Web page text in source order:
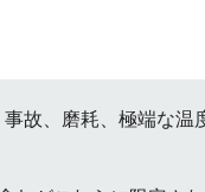
故、磨耗、極端な温